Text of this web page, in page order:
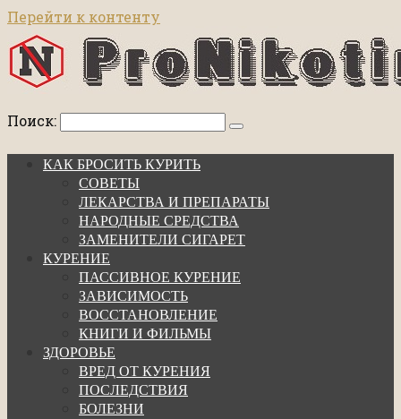
Перейти к контенту
Поиск:
КАК БРОСИТЬ КУРИТЬ
СОВЕТЫ
ЛЕКАРСТВА И ПРЕПАРАТЫ
НАРОДНЫЕ СРЕДСТВА
ЗАМЕНИТЕЛИ СИГАРЕТ
КУРЕНИЕ
ПАССИВНОЕ КУРЕНИЕ
ЗАВИСИМОСТЬ
ВОССТАНОВЛЕНИЕ
КНИГИ И ФИЛЬМЫ
ЗДОРОВЬЕ
ВРЕД ОТ КУРЕНИЯ
ПОСЛЕДСТВИЯ
БОЛЕЗНИ